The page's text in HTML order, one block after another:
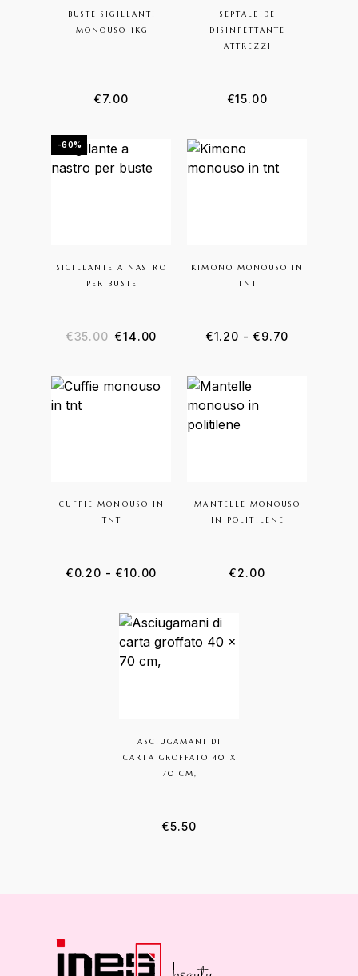
BUSTE SIGILLANTI
MONOUSO 1KG
€7.00
SEPTALEIDE
DISINFETTANTE
ATTREZZI
€15.00
-60%
SIGILLANTE A NASTRO
PER BUSTE
€35.00 €14.00
KIMONO MONOUSO IN
TNT
€1.20 - €9.70
CUFFIE MONOUSO IN
TNT
€0.20 - €10.00
MANTELLE MONOUSO
IN POLITILENE
€2.00
ASCIUGAMANI DI
CARTA GROFFATO 40 X
70 CM,
€5.50